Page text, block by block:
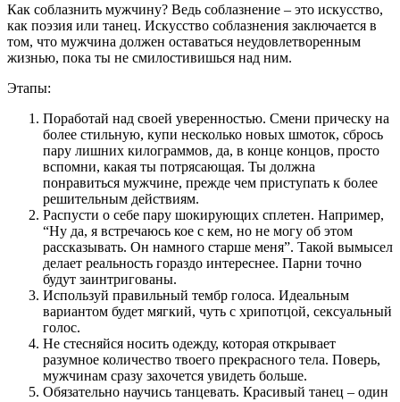
Как соблазнить мужчину? Ведь соблазнение – это искусство,
как поэзия или танец. Искусство соблазнения заключается в
том, что мужчина должен оставаться неудовлетворенным
жизнью, пока ты не смилостивишься над ним.
Этапы:
Поработай над своей уверенностью. Смени прическу на
более стильную, купи несколько новых шмоток, сбрось
пару лишних килограммов, да, в конце концов, просто
вспомни, какая ты потрясающая. Ты должна
понравиться мужчине, прежде чем приступать к более
решительным действиям.
Распусти о себе пару шокирующих сплетен. Например,
“Ну да, я встречаюсь кое с кем, но не могу об этом
рассказывать. Он намного старше меня”. Такой вымысел
делает реальность гораздо интереснее. Парни точно
будут заинтригованы.
Используй правильный тембр голоса. Идеальным
вариантом будет мягкий, чуть с хрипотцой, сексуальный
голос.
Не стесняйся носить одежду, которая открывает
разумное количество твоего прекрасного тела. Поверь,
мужчинам сразу захочется увидеть больше.
Обязательно научись танцевать. Красивый танец – один